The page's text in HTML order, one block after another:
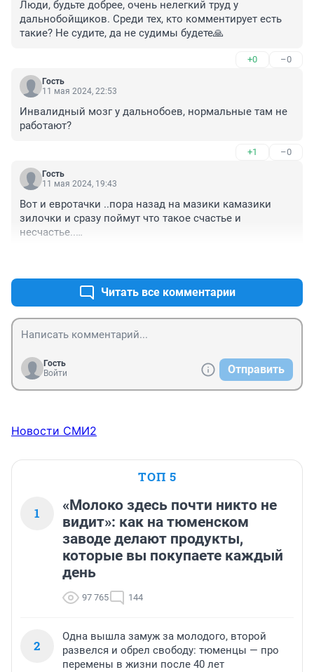
Люди, будьте добрее, очень нелегкий труд у
дальнобойщиков. Среди тех, кто комментирует есть
такие? Не судите, да не судимы будете🙏
+0 –0
Гость
11 мая 2024, 22:53
Инвалидный мозг у дальнобоев, нормальные там не
работают?
+1 –0
Гость
11 мая 2024, 19:43
Вот и евротачки ..пора назад на мазики камазики
зилочки и сразу поймут что такое счастье и
несчастье..
полным идиотом..обзавелись рациями телефоны и
т.д а в голове свистит сквозняк..вот Толи дело
раньше мазута шум копоть и романтика!!
А щас климат кандер навигатор и т.д
Извините за то что если что не так..
Читать все комментарии
Гость
Войти
Отправить
Новости СМИ2
ТОП 5
1
«Молоко здесь почти никто не
видит»: как на тюменском
заводе делают продукты,
которые вы покупаете каждый
день
97 765 144
2
Одна вышла замуж за молодого, второй
развелся и обрел свободу: тюменцы — про
перемены в жизни после 40 лет